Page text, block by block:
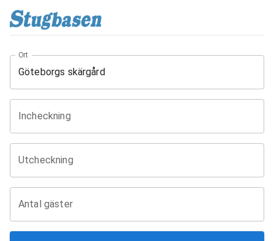
Ort
Incheckning
Utcheckning
Antal gäster